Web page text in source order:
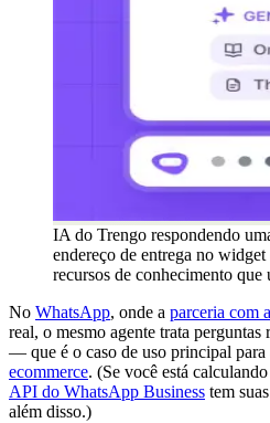
IA do Trengo respondendo
endereço de entrega no
recursos de conhecimento que
No WhatsApp, onde a parceria com
real, o mesmo agente trata
— que é o caso de uso principal para
ecommerce. (Se você está
API do WhatsApp Business tem
além disso.)